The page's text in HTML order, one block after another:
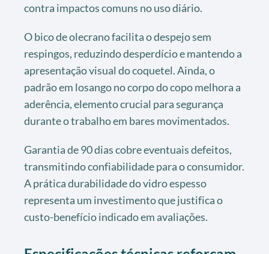
contra impactos comuns no uso diário.
O bico de olecrano facilita o despejo sem
respingos, reduzindo desperdício e mantendo a
apresentação visual do coquetel. Ainda, o
padrão em losango no corpo do copo melhora a
aderência, elemento crucial para segurança
durante o trabalho em bares movimentados.
Garantia de 90 dias cobre eventuais defeitos,
transmitindo confiabilidade para o consumidor.
A prática durabilidade do vidro espesso
representa um investimento que justifica o
custo-benefício indicado em avaliações.